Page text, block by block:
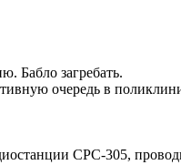
Бабло загребать.
очередь в
СРС-305,